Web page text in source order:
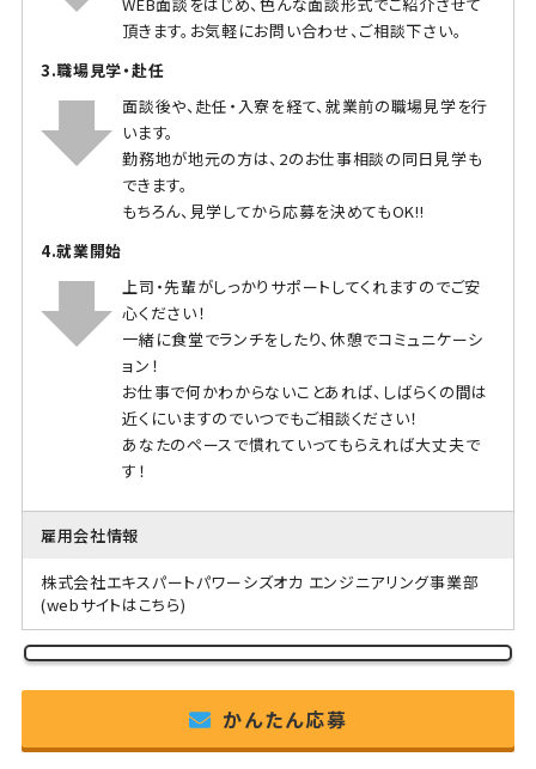
頂きます。お気軽にお問い合わせ、ご相談下さい。
3.職場見学・赴任
面談後や、赴任・入寮を経て、就業前の職場見学を行
います。
勤務地が地元の方は、2のお仕事相談の同日見学も
できます。
もちろん、見学してから応募を決めてもOK!!
4.就業開始
上司・先輩がしっかりサポートしてくれますのでご安
心ください！
一緒に食堂でランチをしたり、休憩でコミュニケーシ
ョン！
お仕事で何かわからないことあれば、しばらくの間は
近くにいますのでいつでもご相談ください！
あなたのペースで慣れていってもらえれば大丈夫で
す！
雇用会社情報
株式会社エキスパートパワーシズオカ エンジニアリング事業部
(webサイトはこちら)
かんたん応募